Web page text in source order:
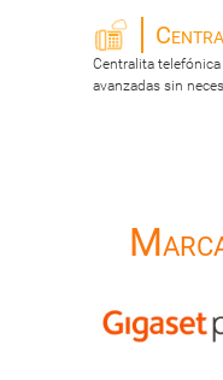
Centralita
avanzadas sin